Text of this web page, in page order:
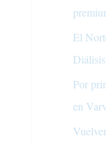
El
Por
en